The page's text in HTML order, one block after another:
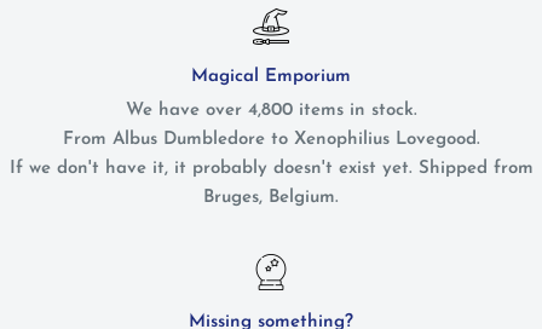
Magical Emporium
We have over 4,800 items in stock.
From Albus Dumbledore to Xenophilius Lovegood.
If we don't have it, it probably doesn't exist yet. Shipped from
Bruges, Belgium.
Missing something?